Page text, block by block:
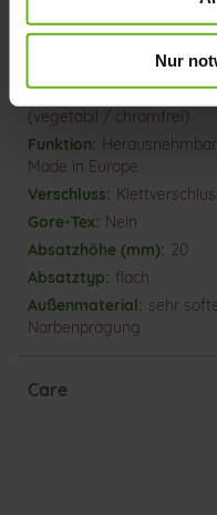
Nur
Made in
WORKING GROUP Gold
(vegetabil / chromfrei)
Made in Europe
Nein
20
flach
sehr
Narbenprägung
Care